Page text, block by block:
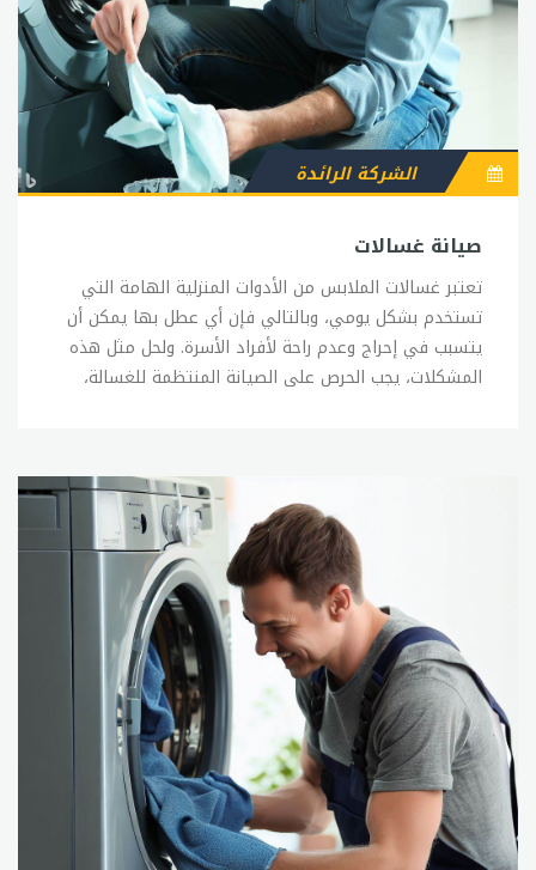
صيانة غسالات
الشركة الرائدة
تعتبر غسالات الملابس من الأدوات المنزلية الهامة التي
تستخدم بشكل يومي، وبالتالي فإن أي عطل بها يمكن أن
يتسبب في إحراج وعدم راحة لأفراد الأسرة. ولحل مثل هذه
المشكلات، يجب الحرص على الصيانة المنتظمة للغسالة،
ولكن في حالة عدم القدرة على إصلاح المشكلة، يجب
الاتصال ب sitename. الإصلاحات البسيطة التي يمكن
القيام بها بنفسك في حالة وجود أعطال بسيطة في
الغسالة تشمل: 1- فحص خراطيم المياه والتأكد من عدم
وجود تسربات أو تلف فيها. 2- فحص الفلاتر وتنظيفها
بانتظام. 3- فحص وتنظيف جهاز الصرف الصحي. 4- فحص
وتنظيف الأجزاء الداخلية للغسالة. 5- فحص الأسلاك
الكهربائية والتأكد من سلامتها. وفي حالة عدم القدرة
على إصلاح المشكلة بنفسك، يجب الاتصال ب sitename
لإصلاح الأعطال بشكل صحيح ودقيق. ويمكنك الاتصال
بخدمة العملاء للحصول على المساعدة في العثور على خبير
صيانة مؤهل. تصليح غسالات تعتبر صيانة الغسالات من
الخدمات الأساسية التي تقدمها sitename للأفراد